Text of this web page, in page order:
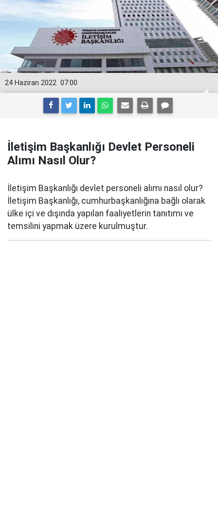
07:00
24 Haziran 2022
İletişim Başkanlığı Devlet Personeli
Alımı Nasıl Olur?
İletişim Başkanlığı devlet personeli alımı nasıl olur?
İletişim Başkanlığı, cumhurbaşkanlığına bağlı olarak
ülke içi ve dışında yapılan faaliyetlerin tanıtımı ve
temsilini yapmak üzere kurulmuştur.